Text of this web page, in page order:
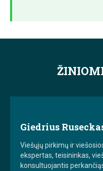
Giedrius
Viešųjų pirkimų ir
ekspertas, teisininkas,
konsultuojantis